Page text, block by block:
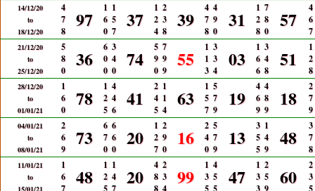
14/12/20
to
18/12/20
4
7
8
97
1
6
0
1
5
7
37
1
2
4
2
3
8
39
4
7
8
4
9
0
31
1
2
8
7
8
0
57
4
6
7
21/12/20
to
25/12/20
5
8
0
36
6
0
0
3
4
0
74
5
9
0
7
9
9
55
1
1
3
3
3
4
03
1
6
6
3
4
8
51
1
2
8
28/12/20
to
01/01/21
1
6
0
78
1
2
5
4
4
6
41
2
4
5
1
1
4
63
1
5
7
5
7
9
19
4
6
9
4
8
9
18
2
7
9
04/01/21
to
08/01/21
2
6
9
73
6
7
0
6
6
0
20
1
2
7
2
9
0
16
2
4
0
5
7
9
13
3
5
5
1
4
9
48
3
7
8
11/01/21
to
15/01/21
1
6
7
48
1
2
5
1
4
7
20
4
8
8
2
3
4
99
1
3
5
4
5
5
47
1
3
3
2
5
9
60
2
3
5